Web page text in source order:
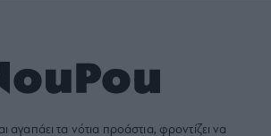
αγαπάει τα νότια προάστια, φροντίζει να